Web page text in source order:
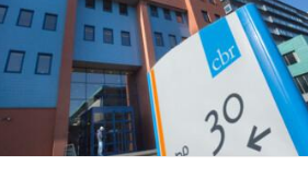
Taxipas keuring
Keuringen Nieuws Rijbewijskeuringen